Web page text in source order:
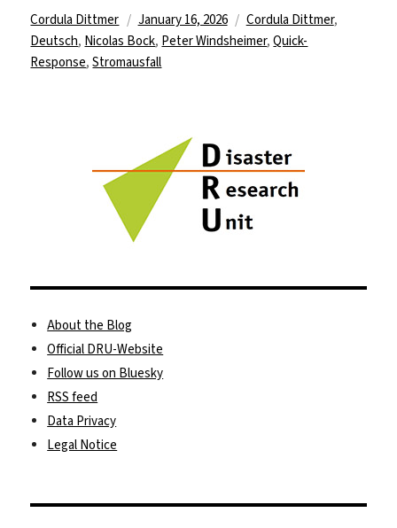
Author
Cordula Dittmer
Posted
on
January 16, 2026 Tags
Cordula Dittmer,
Deutsch, Nicolas Bock, Peter Windsheimer,Quick-
Response,Stromausfall
About the Blog
Official DRU-Website
Follow us on Bluesky
RSS feed
Data Privacy
Legal Notice